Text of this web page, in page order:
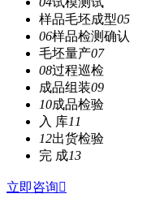
样品毛坯成型05
06样品检测确认
毛坯量产07
08过程巡检
成品组装09
10成品检验
入 库11
12出货检验
完 成13
立即咨询